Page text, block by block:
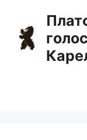
содержимому